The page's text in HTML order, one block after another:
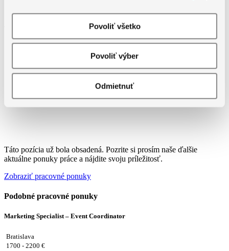
Povoliť všetko
Povoliť výber
Odmietnuť
Táto pozícia už bola obsadená. Pozrite si prosím naše ďalšie
aktuálne ponuky práce a nájdite svoju príležitosť.
Zobraziť pracovné ponuky
Podobné pracovné ponuky
Marketing Specialist – Event Coordinator
Bratislava
1700 - 2200 €